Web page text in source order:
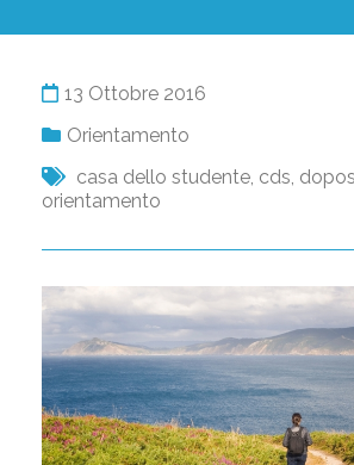
13 Ottobre 2016
Orientamento
casa dello studente, cds,
orientamento